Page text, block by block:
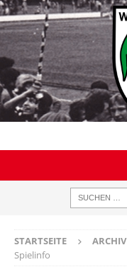
STARTSEITE ARCHIV
Spielinfo